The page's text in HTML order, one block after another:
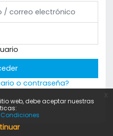
electrónico
o contraseña?
web, debe aceptar nuestras